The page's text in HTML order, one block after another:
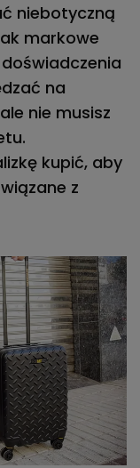
niebotyczną
markowe
na
nie musisz
kupić, aby
z